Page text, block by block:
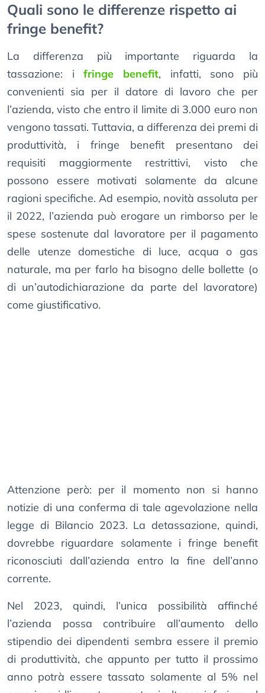
Quali sono le differenze rispetto ai
fringe benefit?
La differenza più importante riguarda la
tassazione: ifringe benefit, infatti, sono più
convenienti sia per il datore di lavoro che per
l’azienda, visto che entro il limite di 3.000 euro non
vengono tassati. Tuttavia, a differenza dei premi di
produttività, i fringe benefit presentano dei
requisiti maggiormente restrittivi, visto che
possono essere motivati solamente da alcune
ragioni specifiche. Ad esempio, novità assoluta per
il 2022, l’azienda può erogare un rimborso per le
spese sostenute dal lavoratore per il pagamento
delle utenze domestiche di luce, acqua o gas
naturale, ma per farlo ha bisogno delle bollette (o
di un’autodichiarazione da parte del lavoratore)
come giustificativo.
Attenzione però: per il momento non si hanno
notizie di una conferma di tale agevolazione nella
legge di Bilancio 2023. La detassazione, quindi,
dovrebbe riguardare solamente i fringe benefit
riconosciuti dall’azienda entro la fine dell’anno
corrente.
Nel 2023, quindi, l’unica possibilità affinché
l’azienda possa contribuire all’aumento dello
stipendio dei dipendenti sembra essere il premio
di produttività, che appunto per tutto il prossimo
anno potrà essere tassato solamente al 5% nel